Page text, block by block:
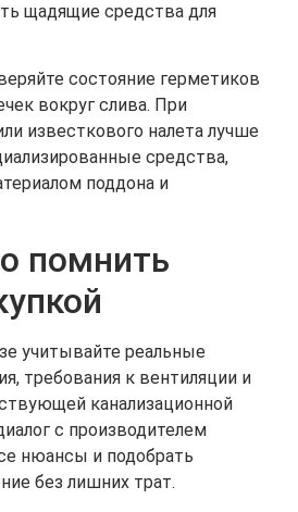
щадящие средства для
состояние герметиков
вокруг слива. При
известкового налета лучше
средства,
поддона и
помнить
учитывайте реальные
требования к вентиляции и
канализационной
с производителем
нюансы и подобрать
без лишних трат.